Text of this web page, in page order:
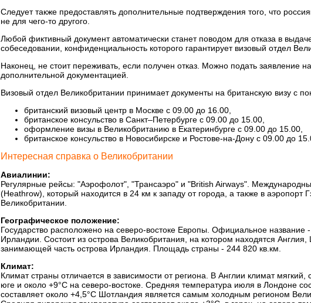
Следует также предоставлять дополнительные подтверждения того, что
не для чего-то другого.
Любой фиктивный документ автоматически станет поводом для отказа в
собеседовании, конфиденциальность которого гарантирует визовый отдел
Наконец, не стоит переживать, если получен отказ. Можно подать заявление
дополнительной документацией.
Визовый отдел Великобритании принимает документы на британскую визу с
британский визовый центр в Москве с 09.00 до 16.00,
британское консульство в Санкт–Петербурге с 09.00 до 15.00,
оформление визы в Великобританию в Екатеринбурге с 09.00 до 15.00,
британское консульство в Новосибирске и Ростове-на-Дону с 09.00 до
Интересная справка о Великобритании
Авиалинии:
Регулярные рейсы: "Аэрофолот", "Трансаэро" и "British Airways".
(Heathrow), который находится в 24 км к западу от города, а также в аэропорт
Великобритании.
Географическое положение:
Государство расположено на северо-востоке Европы. Официальное
Ирландии. Состоит из острова Великобритания, на котором находятся
занимающей часть острова Ирландия. Площадь страны - 244 820 кв.км.
Климат:
Климат страны отличается в зависимости от региона. В Англии климат
юге и около +9°C на северо-востоке. Средняя температура июля в Лондоне
составляет около +4,5°C Шотландия является самым холодным регионом